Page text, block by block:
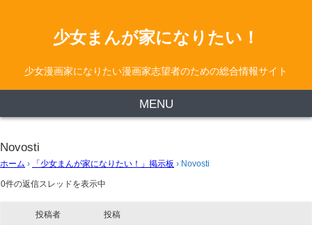
少女まんが家になりたい！
少女漫画家になりたい漫画家志望者のための総合情報サイト
MENU
Novosti
ホーム › 「少女まんが家になりたい！」掲示板 › Novosti
0件の返信スレッドを表示中
投稿者 投稿